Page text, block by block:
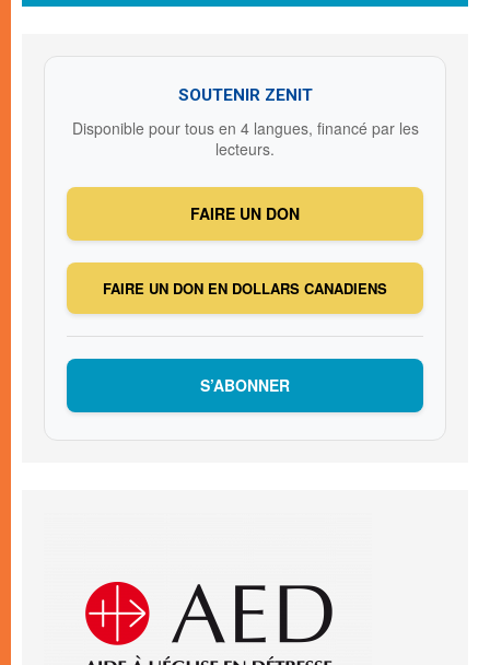
SOUTENIR ZENIT
Disponible pour tous en 4 langues, financé par les
lecteurs.
FAIRE UN DON
FAIRE UN DON EN DOLLARS CANADIENS
S’ABONNER